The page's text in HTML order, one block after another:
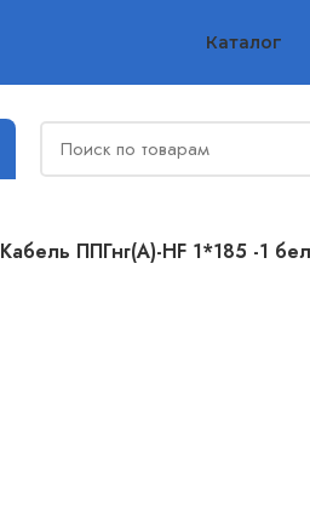
Каталог
Кабель ППГнг(А)-HF 1*185 -1